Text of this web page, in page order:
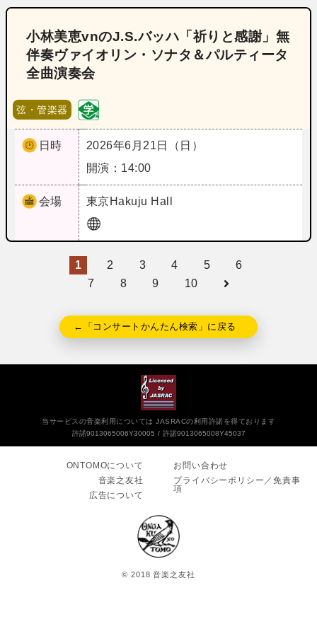
小林美恵vnのJ.S.バッハ「祈りと感謝」無
伴奏ヴァイオリン・ソナタ＆パルティータ
全曲演奏会
弦・管楽器
日時
2026年6月21日（日）
開演：14:00
会場 東京Hakuju Hall
1 2 3 4 5
6
7
8 9 10
←「コンサートかんたん検索」に戻る
当サービスの音楽利用については JASRACの利用許諾を得ております
許諾9013065006Y30005
許諾9013065008Y45037
ONTOMOについて
音楽之友社
広告について
お問い合わせ
プライバシーポリシー／免責事
項
© 2018 音楽之友社